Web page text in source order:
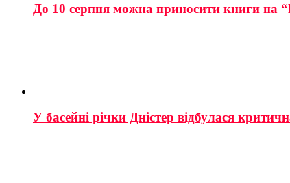
До 10 серпня можна приносити книги на
У басейні річки Дністер відбулася